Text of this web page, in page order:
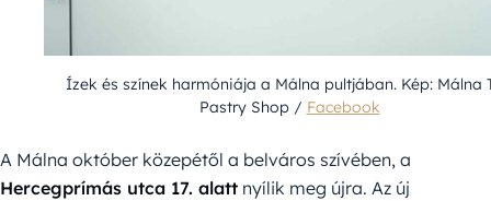
Ízek és színek harmóniája a Málna pultjában. Kép: Málna
Pastry Shop / Facebook
A Málna október közepétől a belváros szívében, a
Hercegprímás utca 17. alatt nyílik meg újra. Az új